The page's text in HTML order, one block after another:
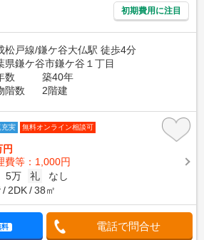
初期費用に注目
松戸線/鎌ケ谷大仏駅 徒歩4分
県鎌ケ谷市鎌ケ谷１丁目
数
築40年
階数
2階建
充実 無料オンライン相談可
円
費等：1,000円
5万 礼
なし
2DK 38㎡
料 電話で問合せ